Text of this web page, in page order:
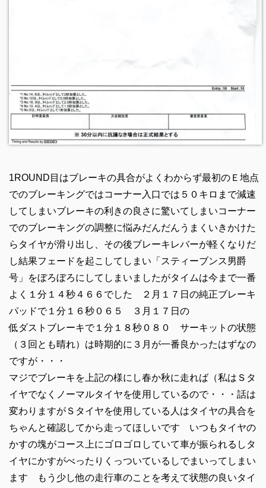
1ROUND目はブレーキの具合がよくわからず最初のＥ地点
でのブレーキングではコーナー入口では５０キロまで減速
してしまいブレーキの利きの良さに驚いてしまいコーナー
でのブレーキングの調整に悩みだんだんうまくいきかけた
らタイヤが滑り出し、その後ブレーキレバーが軽くなりだ
し結果フェードを起こしてしまい「スティーブンス男爵
号」をぼろぼろにしてしまいましたがタイムは今まで一番
よく１分１４秒４６６でした ２月１７日の純正ブレーキ
パッドで１分１６秒０６５ ３月１７日の
低ダストブレーキで１分１８秒０８０ サーキットの状態
（３回とも晴れ）は時期的に３月が一番良かったはずなの
ですが・・・
マジでブレーキを上記の様にし春か秋に走れば（私はＳタ
イヤでなくノーマルタイヤを使用しているので・・・話は
変わりますがＳタイヤを使用している人はタイヤの具合を
ちゃんと確認してから走ってほしいです いつもタイヤの
かすの塊がコース上にゴロゴロしていて車が振られるしタ
イヤにかすがべったりくっついているしでまいってしまい
ます もう少し他の走行車のことを考えて状態の良いタイ